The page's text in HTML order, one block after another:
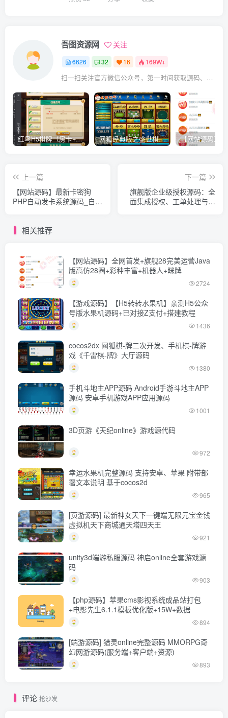
吾图资源网 关注
6626 32 16 169W+
扫一扫关注官方微信公众号，第一时间获取源码、网赚项目资源教程，自媒体等知识干货，让互联网创业赚钱更简单。
红鸟H5棋牌（房卡+金币）全套双模式游戏源码 网狐经典版之盛世棋牌完整游戏源码（包含文档、架设教程、网站、源代码等）
上一篇
【网站源码】最新卡密狗
PHP自动发卡系统源码_自适
下一篇
旗舰版企业级授权源码：全
面集成授权、工单处理与盗
相关推荐
【网站源码】全网首发+旗舰28完美运营Java
版高仿28圈+彩种丰富+机器人+眯牌
2724
【游戏源码】【H5转转水果机】亲测H5公众
号版水果机源码+已对接Z支付+搭建教程
1436
cocos2dx 网狐棋-牌二次开发、手机棋-牌游
戏《千雷棋-牌》大厅源码
1380
手机斗地主APP源码 Android手游斗地主APP
源码 安卓手机游戏APP应用源码
1001
3D页游《天纪online》游戏源代码
972
幸运水果机完整源码 支持安卓、苹果 附带部
署文本说明 基于cocos2d
965
[页游源码] 最新神女天下一键端无限元宝金钱
虚拟机天下商城通天塔四天王
921
unity3d端游私服源码 神启online全套游戏源
码
903
【php源码】苹果cms影视系统成品站打包
+电影先生6.1.1模板优化版+15W+数据
894
[端游源码] 猎灵online完整源码 MMORPG奇
幻网游源码(服务端+客户端+资源)
893
评论 抢沙发